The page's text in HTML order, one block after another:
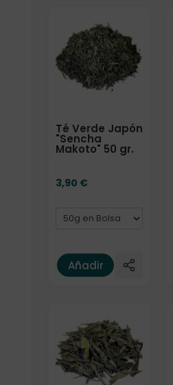
Té Verde Japón
"Sencha
Makoto" 50 gr.
3,90 €
Formato
Añadir
Elige: Peso/formato